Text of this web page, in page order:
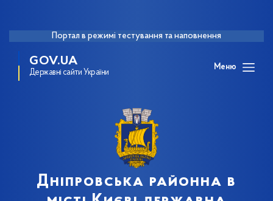
Портал в режимі тестування та наповнення
GOV.UA
Державні сайти України
Меню
Дніпровська районна в